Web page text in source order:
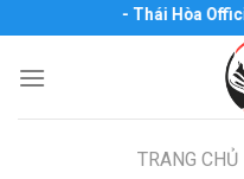
to
content
Biên Hòa - Thái Hòa Official
TRANG CHỦ